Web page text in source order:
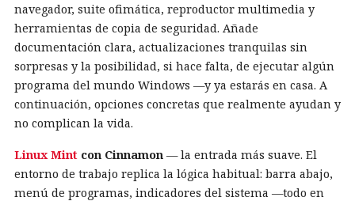
navegador, suite ofimática, reproductor multimedia y
herramientas de copia de seguridad. Añade
documentación clara, actualizaciones tranquilas sin
sorpresas y la posibilidad, si hace falta, de ejecutar algún
programa del mundo Windows —y ya estarás en casa. A
continuación, opciones concretas que realmente ayudan y
no complican la vida.
Linux Mint con Cinnamon — la entrada más suave. El
entorno de trabajo replica la lógica habitual: barra abajo,
menú de programas, indicadores del sistema —todo en